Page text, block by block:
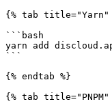
{% tab title="Yarn"
```bash
yarn add
```
{% endtab %}
{% tab title="PNPM"